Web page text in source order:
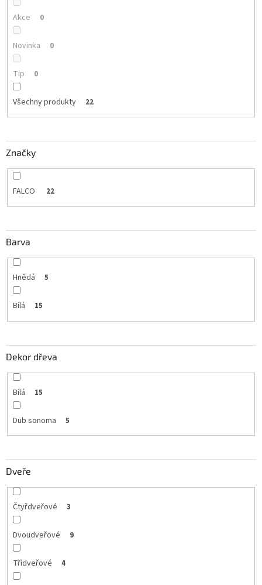
Akce 0
Novinka 0
Tip 0
Všechny produkty 22
Značky
FALCO 22
Barva
Hnědá 5
Bílá 15
Dekor dřeva
Bílá 15
Dub sonoma 5
Dveře
Čtyřdveřové 3
Dvoudveřové 9
Třídveřové 4